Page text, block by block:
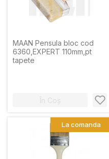
MAAN Pensula bloc cod
6360,EXPERT 110mm,pt
tapete
În Coș
La comanda